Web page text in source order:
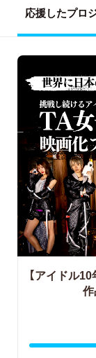
応援したプロ
【アイドル10
作